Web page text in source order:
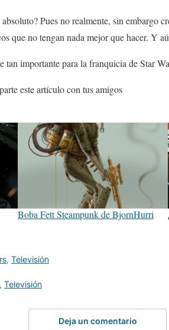
Pues no realmente, sin embargo
que no tengan nada mejor que hacer. Y
importante para la franquicia de Star
este artículo con tus amigos
Boba Fett Steampunk de BjornHurri
, Televisión
, Televisión
Deja un comentario